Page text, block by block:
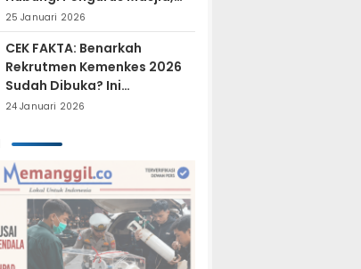
Dipastikan Hoaks
25 Januari 2026
CEK FAKTA: Benarkah
Rekrutmen Kemenkes 2026
Sudah Dibuka? Ini
Penjelasan Resmi BKN
24 Januari 2026